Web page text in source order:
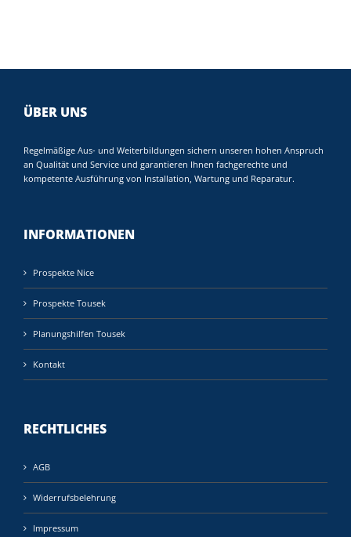
ÜBER UNS
Regelmäßige Aus- und Weiterbildungen sichern unseren hohen Anspruch
an Qualität und Service und garantieren Ihnen fachgerechte und
kompetente Ausführung von Installation, Wartung und Reparatur.
INFORMATIONEN
Prospekte Nice
Prospekte Tousek
Planungshilfen Tousek
Kontakt
RECHTLICHES
AGB
Widerrufsbelehrung
Impressum